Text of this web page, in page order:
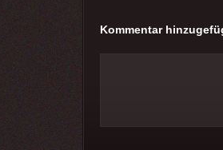
Kommentar